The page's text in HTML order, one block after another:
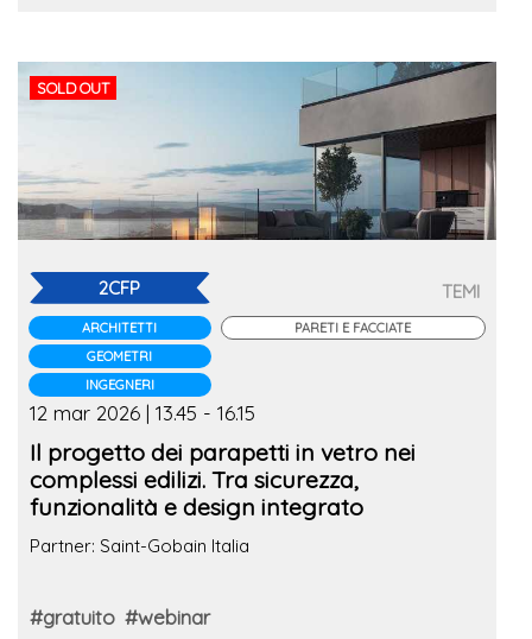
SOLD OUT
2CFP
ARCHITETTI
GEOMETRI
INGEGNERI
TEMI
PARETI E FACCIATE
12 mar 2026 | 13.45 - 16.15
Il progetto dei parapetti in vetro nei
complessi edilizi. Tra sicurezza,
funzionalità e design integrato
Partner: Saint-Gobain Italia
#gratuito #webinar